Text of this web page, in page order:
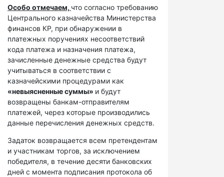
Особо отмечаем, что согласно требованию
Центрального казначейства Министерства
финансов КР, при обнаружении в
платежных поручениях несоответствий
кода платежа и назначения платежа,
зачисленные денежные средства будут
учитываться в соответствии с
казначейскими процедурами как
«невыясненные суммы» и будут
возвращены банкам-отправителям
платежей, через которые производились
данные перечисления денежных средств.
Задаток возвращается всем претендентам
и участникам торгов, за исключением
победителя, в течение десяти банковских
дней с момента подписания протокола об